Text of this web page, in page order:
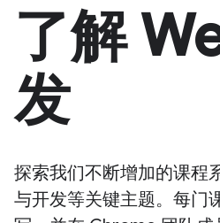
了解
发
探索我们不断增加的课程
与开发等关键主题。每门